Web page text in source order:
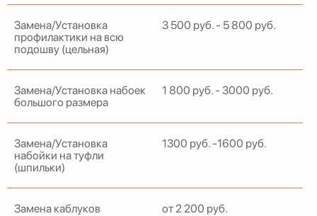
Замена/Установка
профилактики на всю
подошву (цельная)
3 500 руб. - 5 800 руб.
Замена/Установка набоек
большого размера
1 800 руб. - 3000 руб.
Замена/Установка
набойки на туфли
(шпильки)
1300 руб. -1600 руб.
Замена каблуков от 2 200 руб.